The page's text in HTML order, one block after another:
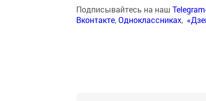
Подписывайтесь на наш
Вконтакте,Одноклассниках,